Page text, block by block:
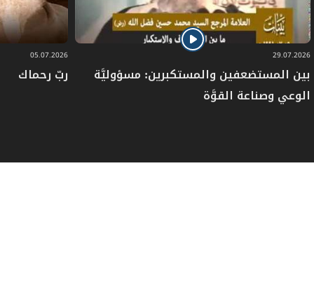
29.07.2026
بين المستضعفين والمستكبرين: مسؤوليَّة
الوعي وصناعة القوَّة
05.07.2026
ربّ رحماك